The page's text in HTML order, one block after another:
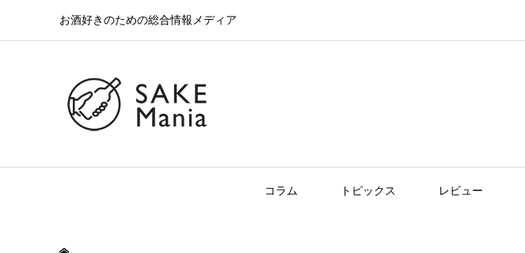
お酒好きのための総合情報メディア
コラム トピックス レビュー